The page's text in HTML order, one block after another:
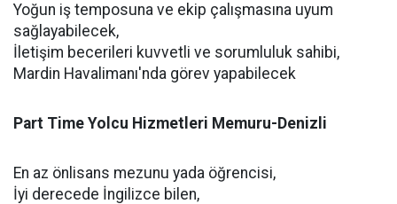
Yoğun iş temposuna ve ekip çalışmasına uyum
sağlayabilecek,
İletişim becerileri kuvvetli ve sorumluluk sahibi,
Mardin Havalimanı'nda görev yapabilecek
Part Time Yolcu Hizmetleri Memuru-Denizli
En az önlisans mezunu yada öğrencisi,
İyi derecede İngilizce bilen,